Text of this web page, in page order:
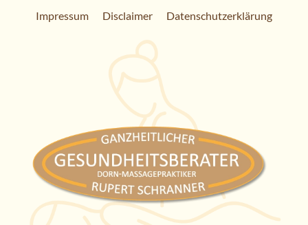
Impressum Disclaimer Datenschutzerklärung